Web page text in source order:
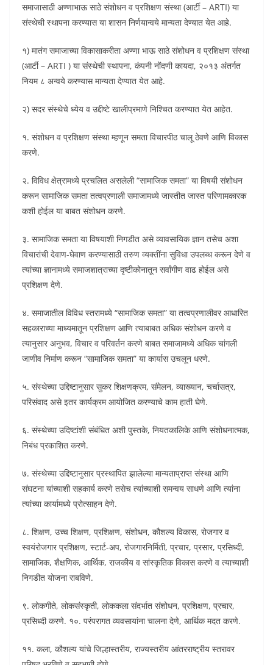
समाजासाठी अण्णाभाऊ साठे संशोधन व प्रशिक्षण संस्था (आर्टी – ARTI) या
संस्थेची स्थापना करण्यास या शासन निर्णयान्वये मान्यता देण्यात येत आहे.
१) मातंग समाजाच्या विकासाकरीता अण्णा भाऊ साठे संशोधन व प्रशिक्षण संस्था
(आर्टी – ARTI ) या संस्थेची स्थापना, कंपनी नोंदणी कायदा, २०१३ अंतर्गत
नियम ८ अन्वये करण्यास मान्यता देण्यात येत आहे.
२) सदर संस्थेचे ध्येय व उद्दीष्टे खालीप्रमाणे निश्चित करण्यात येत आहेत.
१. संशोधन व प्रशिक्षण संस्था म्हणून समता विचारपीठ चालू ठेवणे आणि विकास
करणे.
२. विविध क्षेत्रामध्ये प्रचलित असलेली “सामाजिक समता” या विषयी संशोधन
करून सामाजिक समता तत्वप्रणाली समाजामध्ये जास्तीत जास्त परिणामकारक
कशी होईल या बाबत संशोधन करणे.
३. सामाजिक समता या विषयाशी निगडीत असे व्यावसायिक ज्ञान तसेच अशा
विचारांची देवाण-घेवाण करण्यासाठी तरुण व्यक्तींना सुविधा उपलब्ध करून देणे व
त्यांच्या ज्ञानामध्ये समाजशात्राच्या दृष्टीकोनातून सर्वांगीण वाढ होईल असे
प्रशिक्षण देणे.
४. समाजातील विविध स्तरामध्ये “सामाजिक समता” या तत्वप्रणालीवर आधारित
सहकाराच्या माध्यमातून प्रशिक्षण आणि त्याबाबत अधिक संशोधन करणे व
त्यानुसार अनुभव, विचार व परिवर्तन करणे बाबत समाजामध्ये अधिक चांगली
जाणीव निर्माण करून “सामाजिक समता” या कार्यास उचलून धरणे.
५. संस्थेच्या उद्दिष्टानुसार सुकर शिक्षणक्रम, संमेलन, व्याख्यान, चर्चासत्र,
परिसंवाद असे इतर कार्यक्रम आयोजित करण्याचे काम हाती घेणे.
६. संस्थेच्या उदिष्टांशी संबंधित अशी पुस्तके, नियतकालिके आणि संशोधनात्मक,
निबंध प्रकाशित करणे.
७. संस्थेच्या उद्दिष्टानुसार प्रस्थापित झालेल्या मान्यताप्राप्त संस्था आणि
संघटना यांच्याशी सहकार्य करणे तसेच त्यांच्याशी समन्वय साधणे आणि त्यांना
त्यांच्या कार्यामध्ये प्रोत्साहन देणे.
८. शिक्षण, उच्च शिक्षण, प्रशिक्षण, संशोधन, कौशल्य विकास, रोजगार व
स्वयंरोजगार प्रशिक्षण, स्टार्ट-अप, रोजगारनिर्मिती, प्रचार, प्रसार, प्रसिध्दी,
सामाजिक, शैक्षणिक, आर्थिक, राजकीय व सांस्कृतिक विकास करणे व त्याच्याशी
निगडीत योजना राबविणे.
९. लोकगीते, लोकसंस्कृती, लोककला संदर्भात संशोधन, प्रशिक्षण, प्रचार,
प्रसिध्दी करणे. १०. परंपरागत व्यवसायांना चालना देणे, आर्थिक मदत करणे.
११. कला, कौशल्य यांचे जिल्हास्तरीय, राज्यस्तरीय आंतरराष्ट्रीय स्तरावर